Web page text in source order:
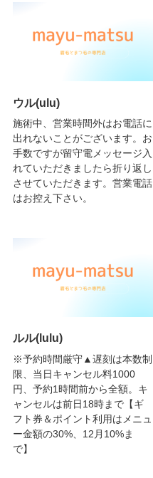
ウル(ulu)
施術中、営業時間外はお電話に
出れないことがございます。お
手数ですが留守電メッセージ入
れていただきましたら折り返し
させていただきます。営業電話
はお控え下さい。
ルル(lulu)
※予約時間厳守▲遅刻は本数制
限、当日キャンセル料1000
円、予約1時間前から全額。キ
ャンセルは前日18時まで【ギ
フト券＆ポイント利用はメニュ
ー金額の30%、12月10%ま
で】